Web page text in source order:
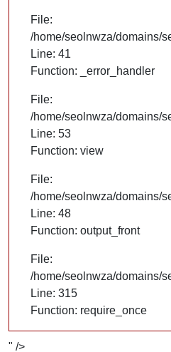
File:
/home/seolnwza/domains/
Line: 41
Function: _error_handler
File:
/home/seolnwza/domains/
Line: 53
Function: view
File:
/home/seolnwza/domains/
Line: 48
Function: output_front
File:
/home/seolnwza/domains/
Line: 315
Function: require_once
" />